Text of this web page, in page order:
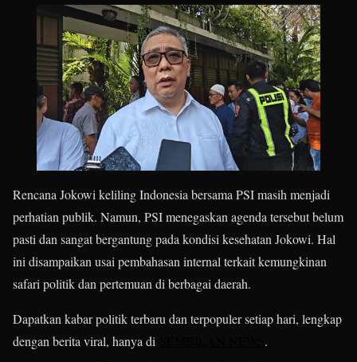
Rencana Jokowi keliling Indonesia bersama PSI masih menjadi
perhatian publik. Namun, PSI menegaskan agenda tersebut belum
pasti dan sangat bergantung pada kondisi kesehatan Jokowi. Hal
ini disampaikan usai pembahasan internal terkait kemungkinan
safari politik dan pertemuan di berbagai daerah.
Dapatkan kabar politik terbaru dan terpopuler setiap hari, lengkap
dengan berita viral, hanya di
.